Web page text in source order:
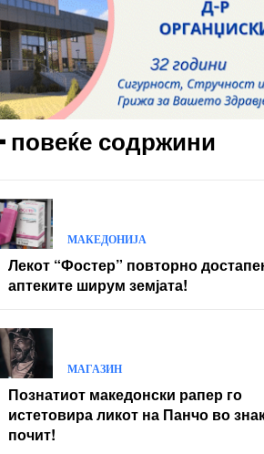
повеќе содржини
МАКЕДОНИЈА
Лекот “Фостер” повторно
аптеките ширум земјата!
МАГАЗИН
Познатиот македонски рапер го
истетовира ликот на Панчо во
почит!